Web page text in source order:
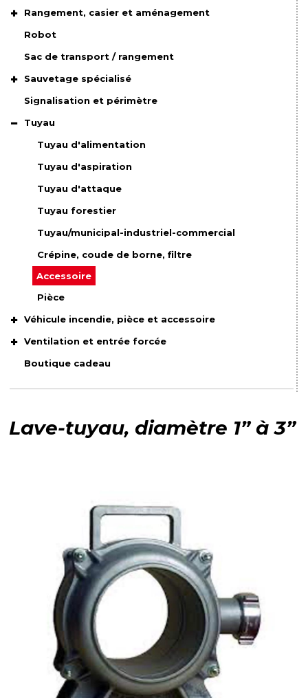
Rangement, casier et aménagement
Robot
Sac de transport / rangement
Sauvetage spécialisé
Signalisation et périmètre
Tuyau
Tuyau d'alimentation
Tuyau d'aspiration
Tuyau d'attaque
Tuyau forestier
Tuyau/municipal-industriel-commercial
Crépine, coude de borne, filtre
Accessoire
Pièce
Véhicule incendie, pièce et accessoire
Ventilation et entrée forcée
Boutique cadeau
Lave-tuyau, diamètre 1” à 3”